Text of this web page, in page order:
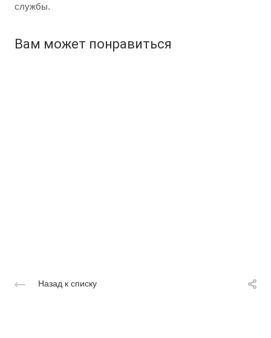
службы.
Вам может понравиться
Назад к списку